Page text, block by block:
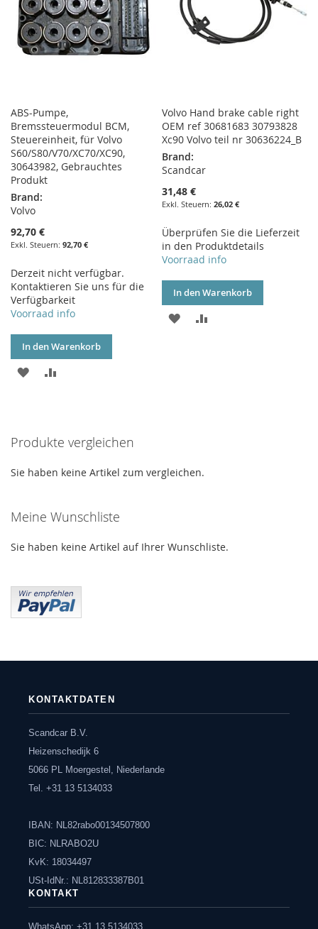
ABS-Pumpe,
Bremssteuermodul BCM,
Steuereinheit, für Volvo
S60/S80/V70/XC70/XC90,
30643982, Gebrauchtes
Produkt
Brand:
Volvo
92,70 €
92,70 €
Derzeit nicht verfügbar.
Kontaktieren Sie uns für die
Verfügbarkeit
Voorraad info
In den Warenkorb
ZUR
Volvo Hand brake cable right
OEM ref 30681683 30793828
Xc90 Volvo teil nr 30636224_B
Brand:
Scandcar
31,48 €
26,02 €
Überprüfen Sie die Lieferzeit
in den Produktdetails
Voorraad info
In den Warenkorb
ZUR
Produkte vergleichen
Sie haben keine Artikel zum vergleichen.
Meine Wunschliste
Sie haben keine Artikel auf Ihrer Wunschliste.
KONTAKTDATEN
Scandcar B.V.
Heizenschedijk 6
5066 PL Moergestel, Niederlande
Tel. +31 13 5134033
IBAN: NL82rabo00134507800
BIC: NLRABO2U
KvK: 18034497
USt-IdNr.: NL812833387B01
KONTAKT
WhatsApp: +31 13 5134033